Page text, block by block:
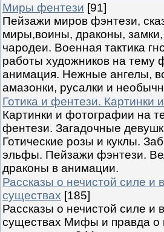
Миры фентези [91]
Пейзажи миров фэнтези,
миры,воины, драконы,
чародеи. Военная тактика
работы художников на тему
анимация. Нежные ангелы,
амазонки, русалки и
Готика и фентези. Картинки
Картинки и фотографии на
фентези. Загадочные
Готические розы и куклы.
эльфы. Пейзажи фэнтези.
драконы в анимации.
Рассказы о нечистой силе и
существах [185]
Рассказы о нечистой силе и
существах Мифы и правда о